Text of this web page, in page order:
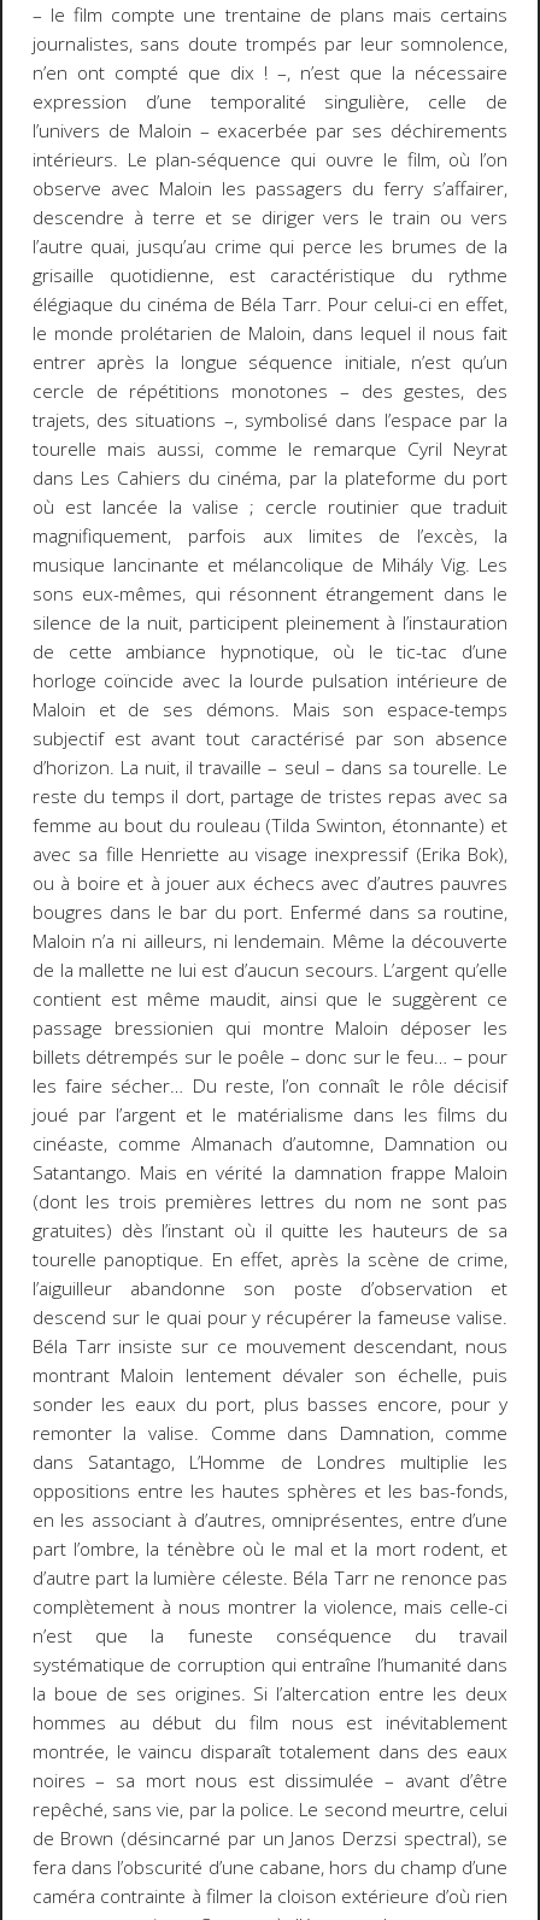
– le film compte une trentaine de plans mais certains
journalistes, sans doute trompés par leur somnolence,
n’en ont compté que dix ! –, n’est que la nécessaire
expression d’une temporalité singulière, celle de
l’univers de Maloin – exacerbée par ses déchirements
intérieurs. Le plan-séquence qui ouvre le film, où l’on
observe avec Maloin les passagers du ferry s’affairer,
descendre à terre et se diriger vers le train ou vers
l’autre quai, jusqu’au crime qui perce les brumes de la
grisaille quotidienne, est caractéristique du rythme
élégiaque du cinéma de Béla Tarr. Pour celui-ci en effet,
le monde prolétarien de Maloin, dans lequel il nous fait
entrer après la longue séquence initiale, n’est qu’un
cercle de répétitions monotones – des gestes, des
trajets, des situations –, symbolisé dans l’espace par la
tourelle mais aussi, comme le remarque Cyril Neyrat
dans Les Cahiers du cinéma, par la plateforme du port
où est lancée la valise ; cercle routinier que traduit
magnifiquement, parfois aux limites de l’excès, la
musique lancinante et mélancolique de Mihály Vig. Les
sons eux-mêmes, qui résonnent étrangement dans le
silence de la nuit, participent pleinement à l’instauration
de cette ambiance hypnotique, où le tic-tac d’une
horloge coïncide avec la lourde pulsation intérieure de
Maloin et de ses démons. Mais son espace-temps
subjectif est avant tout caractérisé par son absence
d’horizon. La nuit, il travaille – seul – dans sa tourelle. Le
reste du temps il dort, partage de tristes repas avec sa
femme au bout du rouleau (Tilda Swinton, étonnante) et
avec sa fille Henriette au visage inexpressif (Erika Bok),
ou à boire et à jouer aux échecs avec d’autres pauvres
bougres dans le bar du port. Enfermé dans sa routine,
Maloin n’a ni ailleurs, ni lendemain. Même la découverte
de la mallette ne lui est d’aucun secours. L’argent qu’elle
contient est même maudit, ainsi que le suggèrent ce
passage bressionien qui montre Maloin déposer les
billets détrempés sur le poêle – donc sur le feu… – pour
les faire sécher… Du reste, l’on connaît le rôle décisif
joué par l’argent et le matérialisme dans les films du
cinéaste, comme Almanach d’automne, Damnation ou
Satantango. Mais en vérité la damnation frappe Maloin
(dont les trois premières lettres du nom ne sont pas
gratuites) dès l’instant où il quitte les hauteurs de sa
tourelle panoptique. En effet, après la scène de crime,
l’aiguilleur abandonne son poste d’observation et
descend sur le quai pour y récupérer la fameuse valise.
Béla Tarr insiste sur ce mouvement descendant, nous
montrant Maloin lentement dévaler son échelle, puis
sonder les eaux du port, plus basses encore, pour y
remonter la valise. Comme dans Damnation, comme
dans Satantago, L’Homme de Londres multiplie les
oppositions entre les hautes sphères et les bas-fonds,
en les associant à d’autres, omniprésentes, entre d’une
part l’ombre, la ténèbre où le mal et la mort rodent, et
d’autre part la lumière céleste. Béla Tarr ne renonce pas
complètement à nous montrer la violence, mais celle-ci
n’est que la funeste conséquence du travail
systématique de corruption qui entraîne l’humanité dans
la boue de ses origines. Si l’altercation entre les deux
hommes au début du film nous est inévitablement
montrée, le vaincu disparaît totalement dans des eaux
noires – sa mort nous est dissimulée – avant d’être
repêché, sans vie, par la police. Le second meurtre, celui
de Brown (désincarné par un Janos Derzsi spectral), se
fera dans l’obscurité d’une cabane, hors du champ d’une
caméra contrainte à filmer la cloison extérieure d’où rien